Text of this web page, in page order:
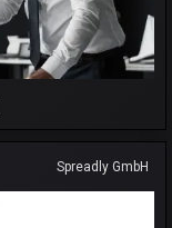
Spreadly GmbH